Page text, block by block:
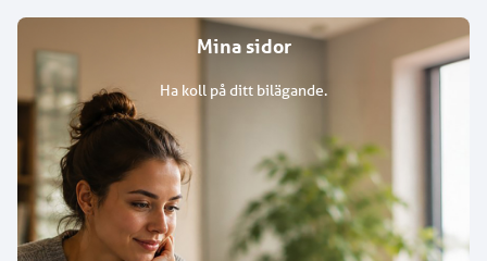
Mina sidor
Ha koll på ditt bilägande.